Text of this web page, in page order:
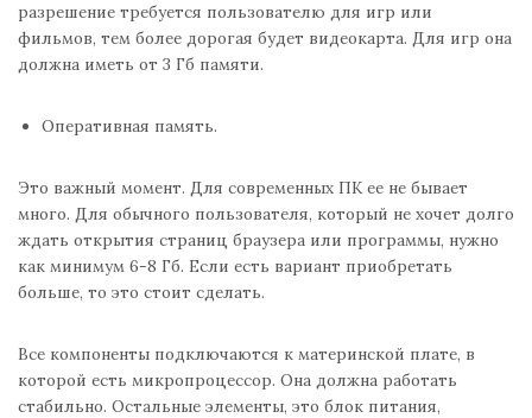
разрешение требуется пользователю для игр или
фильмов, тем более дорогая будет видеокарта. Для игр она
должна иметь от 3 Гб памяти.
Оперативная память.
Это важный момент. Для современных ПК ее не бывает
много. Для обычного пользователя, который не хочет долго
ждать открытия страниц браузера или программы, нужно
как минимум 6-8 Гб. Если есть вариант приобретать
больше, то это стоит сделать.
Все компоненты подключаются к материнской плате, в
которой есть микропроцессор. Она должна работать
стабильно. Остальные элементы, это блок питания,